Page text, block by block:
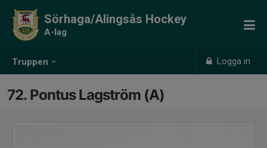
Truppen Logga in
Sörhaga/Alingsås Hockey
A-lag
72. Pontus Lagström (A)